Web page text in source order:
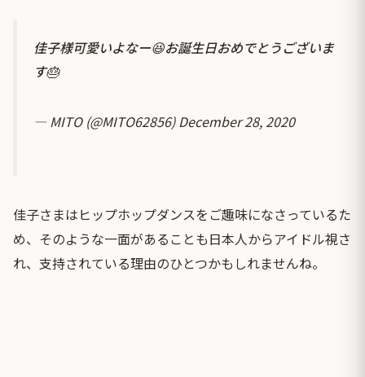
佳子様可愛いよなー😆お誕生日おめでとうございま
す🎂
— MITO (@MITO62856)December 28, 2020
佳子さまはヒップホップダンスをご趣味になさっているた
め、そのような一面があることも日本人からアイドル視さ
れ、支持されている理由のひとつかもしれませんね。